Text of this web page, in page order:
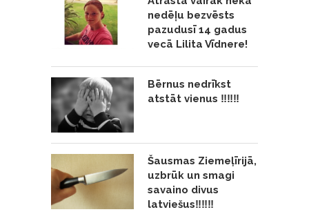
nedēļu bezvēsts
pazudusī 14 gadus
vecā Lilita Vīdnere!
Bērnus nedrīkst
atstāt vienus ‼️‼️‼️
Šausmas Ziemeļīrijā,
uzbrūk un smagi
savaino divus
latviešus‼️‼️‼️